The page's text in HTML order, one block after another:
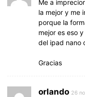
Me a
la mejor y me
porque la
mejor es eso
del ipad nano
Gracias
orlando 26